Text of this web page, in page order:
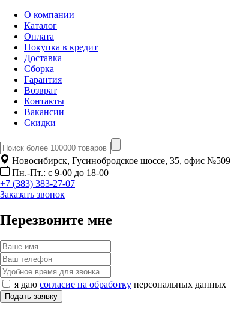
О компании
Каталог
Оплата
Покупка в кредит
Доставка
Сборка
Гарантия
Возврат
Контакты
Вакансии
Скидки
Новосибирск, Гусинобродское шоссе, 35, офис №509
Пн.-Пт.: с 9-00 до 18-00
+7 (383) 383-27-07
Заказать звонок
Перезвоните мне
я даю согласие на обработку персональных данных